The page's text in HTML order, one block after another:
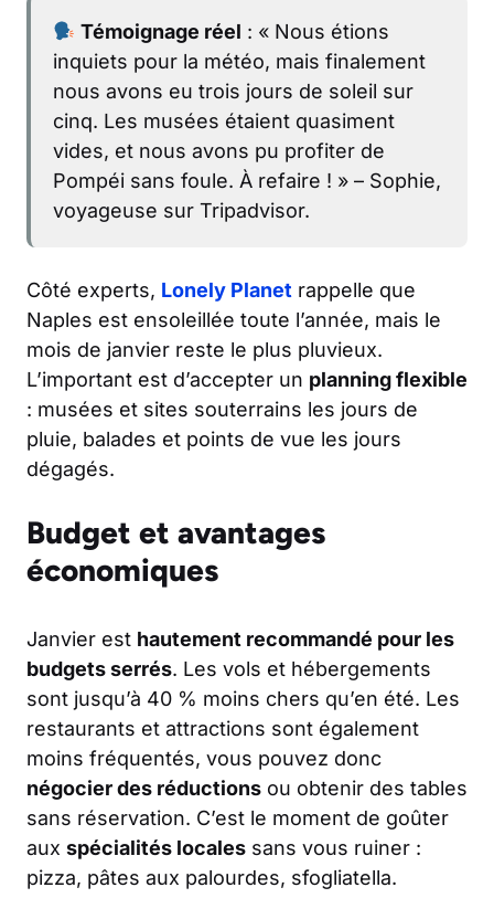
Témoignage réel : « Nous étions
inquiets pour la météo, mais finalement
nous avons eu trois jours de soleil sur
cinq. Les musées étaient quasiment
vides, et nous avons pu profiter de
Pompéi sans foule. À refaire ! » – Sophie,
voyageuse sur Tripadvisor.
Côté experts, Lonely Planet rappelle que
Naples est ensoleillée toute l’année, mais le
mois de janvier reste le plus pluvieux.
L’important est d’accepter un planning flexible
: musées et sites souterrains les jours de
pluie, balades et points de vue les jours
dégagés.
Budget et avantages
économiques
Janvier est hautement recommandé pour les
budgets serrés. Les vols et hébergements
sont jusqu’à 40 % moins chers qu’en été. Les
restaurants et attractions sont également
moins fréquentés, vous pouvez donc
négocier des réductions ou obtenir des tables
sans réservation. C’est le moment de goûter
aux spécialités locales sans vous ruiner :
pizza, pâtes aux palourdes, sfogliatella.